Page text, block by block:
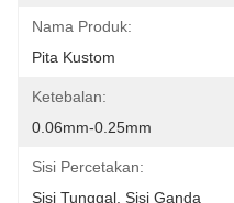
Nama Produk:
Pita Kustom
Ketebalan:
0.06mm-0.25mm
Sisi Percetakan:
Sisi Tunggal, Sisi Ganda